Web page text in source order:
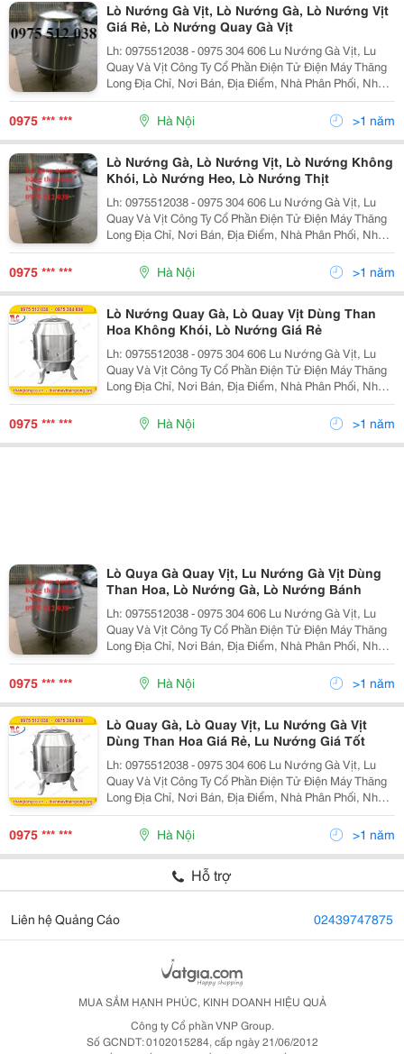
Lò Nướng Gà Vịt, Lò Nướng Gà, Lò Nướng Vịt
Giá Rẻ, Lò Nướng Quay Gà Vịt
Lh: 0975512038 - 0975 304 606 Lu Nướng Gà Vịt, Lu
Quay Và Vịt Công Ty Cổ Phần Điện Tử Điện Máy Thăng
Long Địa Chỉ, Nơi Bán, Địa Điểm, Nhà Phân Phối, Nhà
Cung Cấp, Bán Buôn, Bán Lẻ Lu Nướng Vịt Lò Quay Vịt,
Lò Nướng Vịt, Chum Quay Vịt, Chum Nướn
0975 *** *** Hà Nội >1 năm
Lò Nướng Gà, Lò Nướng Vịt, Lò Nướng Không
Khói, Lò Nướng Heo, Lò Nướng Thịt
Lh: 0975512038 - 0975 304 606 Lu Nướng Gà Vịt, Lu
Quay Và Vịt Công Ty Cổ Phần Điện Tử Điện Máy Thăng
Long Địa Chỉ, Nơi Bán, Địa Điểm, Nhà Phân Phối, Nhà
Cung Cấp, Bán Buôn, Bán Lẻ Lu Nướng Vịt Lò Quay Vịt,
Lò Nướng Vịt, Chum Quay Vịt, Chum Nướn
0975 *** *** Hà Nội >1 năm
Lò Nướng Quay Gà, Lò Quay Vịt Dùng Than
Hoa Không Khói, Lò Nướng Giá Rẻ
Lh: 0975512038 - 0975 304 606 Lu Nướng Gà Vịt, Lu
Quay Và Vịt Công Ty Cổ Phần Điện Tử Điện Máy Thăng
Long Địa Chỉ, Nơi Bán, Địa Điểm, Nhà Phân Phối, Nhà
Cung Cấp, Bán Buôn, Bán Lẻ Lu Nướng Vịt Lò Quay Vịt,
Lò Nướng Vịt, Chum Quay Vịt, Chum Nướn
0975 *** *** Hà Nội >1 năm
Lò Quya Gà Quay Vịt, Lu Nướng Gà Vịt Dùng
Than Hoa, Lò Nướng Gà, Lò Nướng Bánh
Lh: 0975512038 - 0975 304 606 Lu Nướng Gà Vịt, Lu
Quay Và Vịt Công Ty Cổ Phần Điện Tử Điện Máy Thăng
Long Địa Chỉ, Nơi Bán, Địa Điểm, Nhà Phân Phối, Nhà
Cung Cấp, Bán Buôn, Bán Lẻ Lu Nướng Vịt Lò Quay Vịt,
Lò Nướng Vịt, Chum Quay Vịt, Chum Nướn
0975 *** *** Hà Nội >1 năm
Lò Quay Gà, Lò Quay Vịt, Lu Nướng Gà Vịt
Dùng Than Hoa Giá Rẻ, Lu Nướng Giá Tốt
Lh: 0975512038 - 0975 304 606 Lu Nướng Gà Vịt, Lu
Quay Và Vịt Công Ty Cổ Phần Điện Tử Điện Máy Thăng
Long Địa Chỉ, Nơi Bán, Địa Điểm, Nhà Phân Phối, Nhà
Cung Cấp, Bán Buôn, Bán Lẻ Lu Nướng Vịt Lò Quay Vịt,
Lò Nướng Vịt, Chum Quay Vịt, Chum Nướn
0975 *** *** Hà Nội >1 năm
Hỗ trợ
Liên hệ Quảng Cáo 02439747875
MUA SẮM HẠNH PHÚC, KINH DOANH HIỆU QUẢ
Công ty Cổ phần VNP Group.
Số GCNDT: 0102015284, cấp ngày 21/06/2012